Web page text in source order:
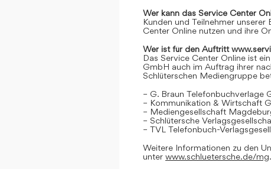
Wer kann das Service Center
Kunden und Teilnehmer
Center Online nutzen und ihre
Wer ist für den Auftritt
Das Service Center Online ist
GmbH auch im Auftrag ihrer
Schlüterschen Mediengruppe
– G. Braun Telefonbuchverlage
– Kommunikation & Wirtschaft
– Mediengesellschaft
– Schlütersche
– TVL Telefonbuch-
Weitere Informationen zu den
unter www.schluetersche.de/mg.